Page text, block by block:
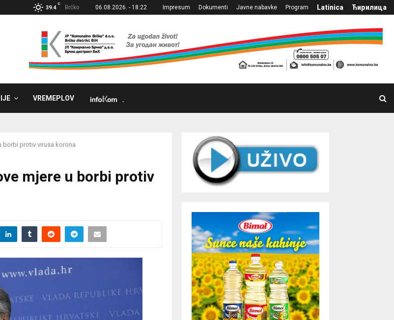
39.4
C
Brčko 06.08.2026. - 18:22 Impresum Dokumenti Javne nabavke Program Latinica Ћирилица
VREMEPLOV
borbi protiv virusa korona
mjere u borbi protiv